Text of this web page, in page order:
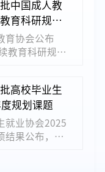
难点，鼓励教
开展应用研
设与教学实践
现。...
展核心任务，
赋能教学、人
行业热点与实
课题与教研课
也是教师队伍
力的集中展
要求，加强立
与指导，...
中国成人教
育科研规划
育协会公布
教育科研规划
得新突破。此
身学习体系建
量发展时代命
特色与社会发
高校毕业生
规划课题
就业协会2025
结果公布，我